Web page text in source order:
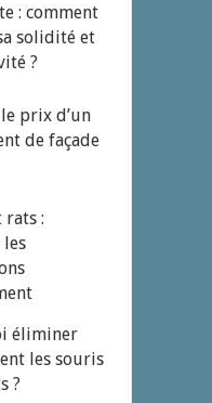
: comment
solidité et
?
prix d’un
de façade
rats :
éliminer
les souris
?